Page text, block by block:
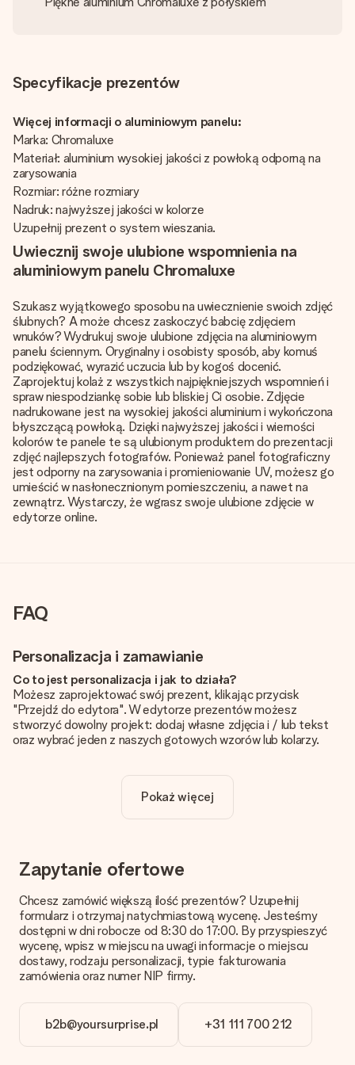
Specyfikacje prezentów
Więcej informacji o aluminiowym panelu:
Marka: Chromaluxe
Materiał: aluminium wysokiej jakości z powłoką odporną na
zarysowania
Rozmiar: różne rozmiary
Nadruk: najwyższej jakości w kolorze
Uzupełnij prezent o system wieszania.
Uwiecznij swoje ulubione wspomnienia na
aluminiowym panelu Chromaluxe
Szukasz wyjątkowego sposobu na uwiecznienie swoich zdjęć
ślubnych? A może chcesz zaskoczyć babcię zdjęciem
wnuków? Wydrukuj swoje ulubione zdjęcia na aluminiowym
panelu ściennym. Oryginalny i osobisty sposób, aby komuś
podziękować, wyrazić uczucia lub by kogoś docenić.
Zaprojektuj kolaż z wszystkich najpiękniejszych wspomnień i
spraw niespodziankę sobie lub bliskiej Ci osobie. Zdjęcie
nadrukowane jest na wysokiej jakości aluminium i wykończona
błyszczącą powłoką. Dzięki najwyższej jakości i wierności
kolorów te panele te są ulubionym produktem do prezentacji
zdjęć najlepszych fotografów. Ponieważ panel fotograficzny
jest odporny na zarysowania i promieniowanie UV, możesz go
umieścić w nasłonecznionym pomieszczeniu, a nawet na
zewnątrz. Wystarczy, że wgrasz swoje ulubione zdjęcie w
edytorze online.
FAQ
Personalizacja i zamawianie
Co to jest personalizacja i jak to działa?
Możesz zaprojektować swój prezent, klikając przycisk
"Przejdź do edytora". W edytorze prezentów możesz
stworzyć dowolny projekt: dodaj własne zdjęcia i / lub tekst
oraz wybrać jeden z naszych gotowych wzorów lub kolarzy.
Cena podana na stronie internetowej obejmuje personalizację
Twojego prezentu - ilość zdjęć lub tekstów nie wpływa na
jakość?
Chcemy mieć pewność, że będziesz w pełni zadowolony ze
wysokiej jakości. Jeśli nie masz pewności co do jakości zdjęcia,
skontaktuj się z naszym działem obsługi klienta i dołącz
zdjęcie wraz z prezentem, który chcesz zamówić. Będą oni
mogli sprawdzić dla Ciebie jakość zdjęcia!
Format zdjęć?
zdjęcie lub grafikę w innym formacie i nie możesz sam go
zmienić skontaktuj się z nami, z chęcią pomożemy!
Pokaż więcej
Zapytanie ofertowe
Chcesz zamówić większą ilość prezentów? Uzupełnij
formularz i otrzymaj natychmiastową wycenę. Jesteśmy
dostępni w dni robocze od 8:30 do 17:00. By przyspieszyć
wycenę, wpisz w miejscu na uwagi informacje o miejscu
dostawy, rodzaju personalizacji, typie fakturowania
zamówienia oraz numer NIP firmy.
b2b@yoursurprise.pl +31 111 700 212